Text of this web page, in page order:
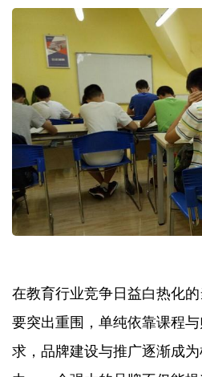
在教育行业竞争日益白热化
要突出重围，单纯依靠课程
求，品牌建设与推广逐渐成